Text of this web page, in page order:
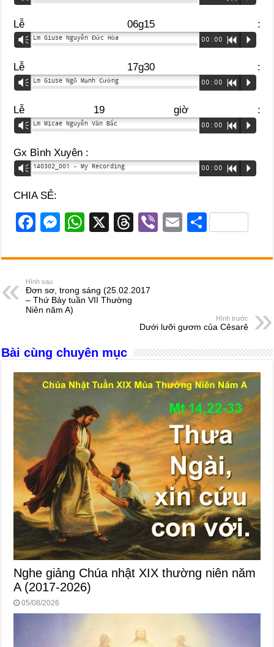
Lễ 06g15 :
Vm Lm Giuse Nguyễn Đức Hòa 00:00 R P
Lễ 17g30 :
Vm Lm Giuse Ngô Mạnh Cường 00:00 R P
Lễ 19 giờ :
Vm Lm Micae Nguyễn Văn Bắc 00:00 R P
Gx Bình Xuyên :
Vm 140302_001 - My Recording 00:00 R P
CHIA SẺ:
F
c
e
b
o
k
M
ss
n
g
W
at
A
X
T
e
d
s
Vi
er
E
ail
S
ar
Hình sau
Đơn sơ, trong sáng (25.02.2017
– Thứ Bảy tuần VII Thường
Niên năm A)
Hình trước
Dưới lưỡi gươm của Cêsarê
Bài cùng chuyên mục
Nghe giảng Chúa nhật XIX thường niên năm
A (2017-2026)
05/08/2026